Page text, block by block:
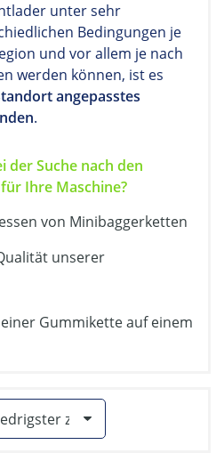
unter sehr
Bedingungen je
und vor allem je nach
werden können, ist es
angepasstes
.
der Suche nach den
Ihre Maschine?
von Minibaggerketten
unserer
Gummikette auf einem